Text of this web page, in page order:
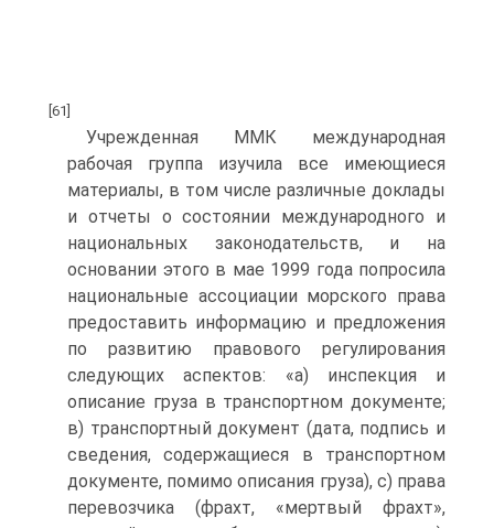
[61]
Учрежденная ММК международная
рабочая группа изучила все имеющиеся
материалы, в том числе различные доклады
и отчеты о состоянии международного и
национальных законодательств, и на
основании этого в мае 1999 года попросила
национальные ассоциации морского права
предоставить информацию и предложения
по развитию правового регулирования
следующих аспектов: «а) инспекция и
описание груза в транспортном документе;
в) транспортный документ (дата, подпись и
сведения, содержащиеся в транспортном
документе, помимо описания груза), с) права
перевозчика (фрахт, «мертвый фрахт»,